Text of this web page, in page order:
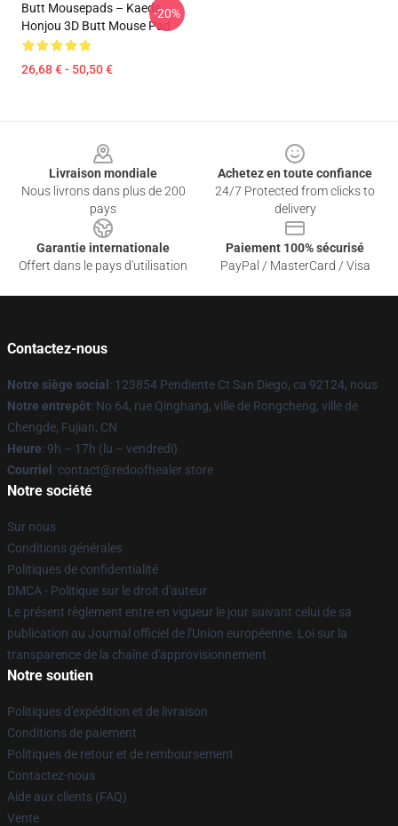
Butt Mousepads – Kaede
Honjou 3D Butt Mouse Pad
26,68 € - 50,50 €
-20%
Livraison mondiale
Nous livrons dans plus de 200
pays
Achetez en toute confiance
24/7 Protected from clicks to
delivery
Garantie internationale
Offert dans le pays d'utilisation
Paiement 100% sécurisé
PayPal / MasterCard / Visa
Contactez-nous
Notre siège social : 123854 Pendiente Ct San Diego, ca 92124, nous
Notre entrepôt: No 64, rue Qinghang, ville de Rongcheng, ville de
Chengde, Fujian, CN
Heure: 9h – 17h (lu – vendredi)
Courriel : contact@redoofhealer.store
Notre société
Sur nous
Conditions générales
Politiques de confidentialité
DMCA - Politique sur le droit d'auteur
Le présent règlement entre en vigueur le jour suivant celui de sa
publication au Journal officiel de l'Union européenne. Loi sur la
transparence de la chaîne d'approvisionnement
Notre soutien
Politiques d'expédition et de livraison
Conditions de paiement
Politiques de retour et de remboursement
Contactez-nous
Aide aux clients (FAQ)
Vente